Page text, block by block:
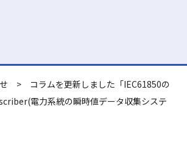
>
コラムを更新しました「IEC61850の
電力系統の瞬時値データ収集システ